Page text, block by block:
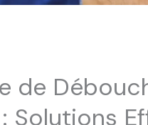
de
Solutions